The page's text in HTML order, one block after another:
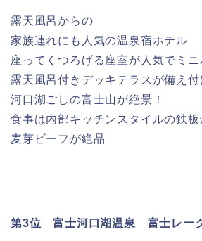
露天風呂からの
家族連れにも人気の温泉宿ホテル
座ってくつろげる座室が人気でミ
露天風呂付きデッキテラスが備え付
河口湖ごしの富士山が絶景！
食事は内部キッチンスタイルの鉄板
麦芽ビーフが絶品
第3位 富士河口湖温泉 富士レー